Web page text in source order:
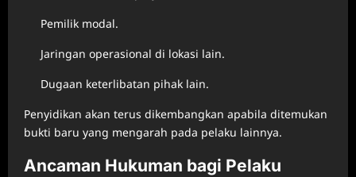
Pemilik modal.
Jaringan operasional di lokasi lain.
Dugaan keterlibatan pihak lain.
Penyidikan akan terus dikembangkan apabila ditemukan
bukti baru yang mengarah pada pelaku lainnya.
Ancaman Hukuman bagi Pelaku